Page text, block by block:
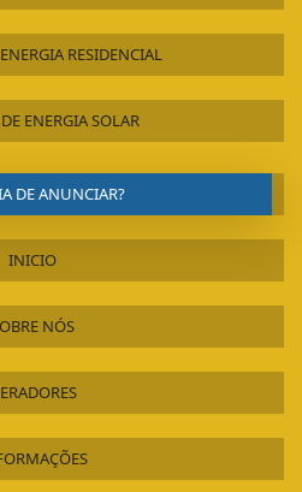
RESIDENCIAL
ENERGIA SOLAR
DE ANUNCIAR?
INICIO
NÓS